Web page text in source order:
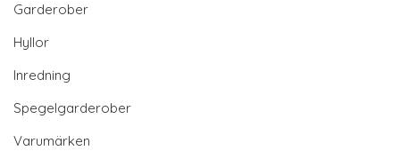
Garderober
Hyllor
Inredning
Spegelgarderober
Varumärken